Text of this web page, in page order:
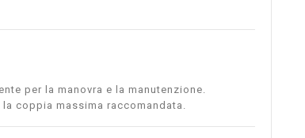
per la manovra e la manutenzione.
coppia massima raccomandata.